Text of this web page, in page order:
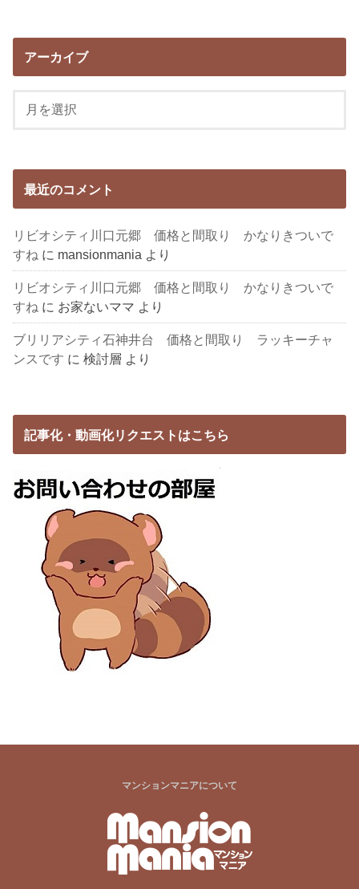
アーカイブ
最近のコメント
リビオシティ川口元郷 価格と間取り かなりきついで
すね に mansionmania より
リビオシティ川口元郷 価格と間取り かなりきついで
すね に お家ないママ より
ブリリアシティ石神井台 価格と間取り ラッキーチャ
ンスです に検討層 より
記事化・動画化リクエストはこちら
マンションマニアについて